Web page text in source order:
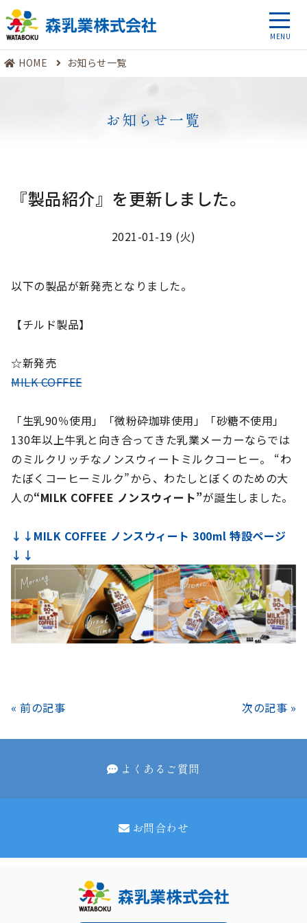
HOME お知らせ一覧
お知らせ一覧
『製品紹介』を更新しました。
2021-01-19 (火)
以下の製品が新発売となりました。
【チルド製品】
☆新発売
MILK COFFEE
「生乳90％使用」「微粉砕珈琲使用」「砂糖不使用」
130年以上牛乳と向き合ってきた乳業メーカーならでは
のミルクリッチなノンスウィートミルクコーヒー。 “わ
たぼくコーヒーミルク”から、わたしとぼくのための大
人の“MILK COFFEE ノンスウィート”が誕生しました。
↓↓MILK COFFEE ノンスウィート 300ml 特設ページ
↓↓
« 前の記事 次の記事 »
よくあるご質問
お問合わせ